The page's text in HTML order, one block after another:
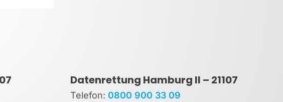
Datenrettung Hamburg II – 21107
Telefon: 0800 900 33 09